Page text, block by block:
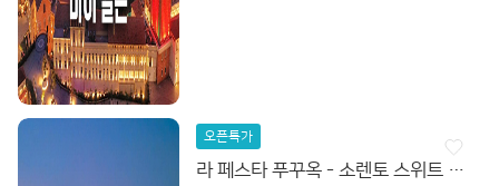
오픈특가
라 페스타 푸꾸옥 - 소렌토 스위트 바이 힐튼